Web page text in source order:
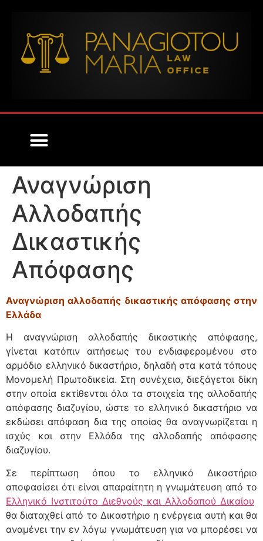
Αναγνώριση
Αλλοδαπής
Δικαστικής
Απόφασης
Αναγνώριση αλλοδαπής δικαστικής απόφασης στην
Ελλάδα
Η αναγνώριση αλλοδαπής δικαστικής απόφασης,
γίνεται κατόπιν αιτήσεως του ενδιαφερομένου στο
αρμόδιο ελληνικό δικαστήριο, δηλαδή στα κατά τόπους
Μονομελή Πρωτοδικεία. Στη συνέχεια, διεξάγεται δίκη
στην οποία εκτίθενται όλα τα στοιχεία της αλλοδαπής
απόφασης διαζυγίου, ώστε το ελληνικό δικαστήριο να
εκδώσει απόφαση δια της οποίας θα αναγνωρίζεται η
ισχύς και στην Ελλάδα της αλλοδαπής απόφασης
διαζυγίου.
Σε περίπτωση όπου το ελληνικό Δικαστήριο
αποφασίσει ότι είναι απαραίτητη η γνωμάτευση από το
Ελληνικό Ινστιτούτο Διεθνούς και Αλλοδαπού Δικαίου
θα διαταχθεί από το Δικαστήριο η ενέργεια αυτή και θα
αναμένει την εν λόγω γνωμάτευση για να μπορέσει να